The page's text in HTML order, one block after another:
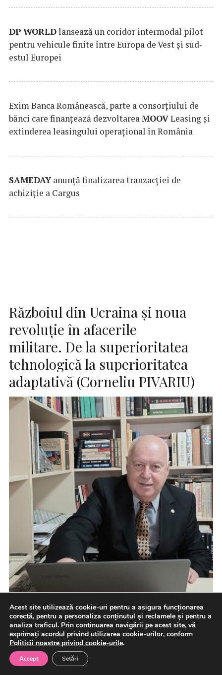
DP WORLDlansează un coridor intermodal pilot
pentru vehicule finite între Europa de Vest și sud-
estul Europei
Exim Banca Românească, parte a consorțiului de
bănci care finanțează dezvoltareaMOOVLeasing și
extinderea leasingului operațional în România
SAMEDAYanunță finalizarea tranzacției de
achiziție a Cargus
Războiul din Ucraina și noua
revoluție în afacerile
militare. De la superioritatea
tehnologică la superioritatea
adaptativă (Corneliu PIVARIU)
În secolul XXI, avantajul strategic nu va aparține
armatei care dispune de cea mai performantă
tehnologie, ci ecosistemului […]
Acest site utilizează cookie-uri pentru a asigura funcționarea
corectă, pentru a personaliza conținutul și reclamele și pentru a
analiza traficul. Prin continuarea navigării pe acest site, vă
exprimați acordul privind utilizarea cookie-urilor, conform
Politicii noastre privind cookie-urile.
Accept Setări